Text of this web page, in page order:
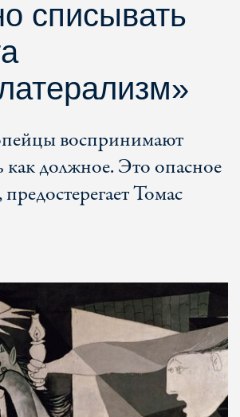
списывать
воспринимают
как должное. Это опасное
Томас